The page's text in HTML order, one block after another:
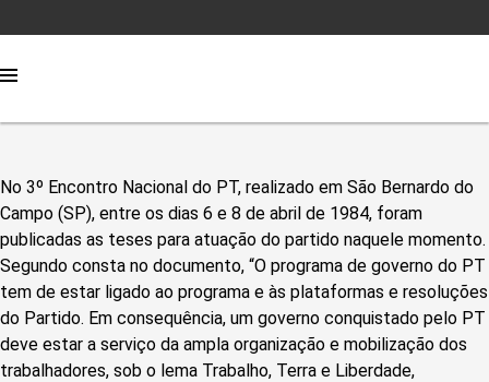
No 3º Encontro Nacional do PT, realizado em São Bernardo do
Campo (SP), entre os dias 6 e 8 de abril de 1984, foram
publicadas as teses para atuação do partido naquele momento.
Segundo consta no documento, “O programa de governo do PT
tem de estar ligado ao programa e às plataformas e resoluções
do Partido. Em consequência, um governo conquistado pelo PT
deve estar a serviço da ampla organização e mobilização dos
trabalhadores, sob o lema Trabalho, Terra e Liberdade,